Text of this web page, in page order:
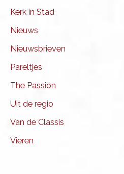
Kerk in Stad
Nieuws
Nieuwsbrieven
Pareltjes
The Passion
Uit de regio
Van de Classis
Vieren